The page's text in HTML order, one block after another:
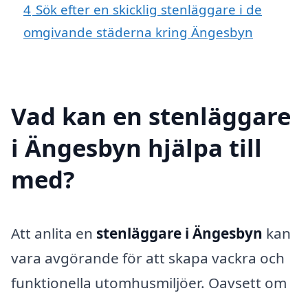
4 Sök efter en skicklig stenläggare i de
omgivande städerna kring Ängesbyn
Vad kan en stenläggare
i Ängesbyn hjälpa till
med?
Att anlita en stenläggare i Ängesbyn kan
vara avgörande för att skapa vackra och
funktionella utomhusmiljöer. Oavsett om